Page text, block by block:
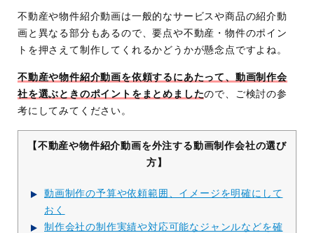
不動産や物件紹介動画は一般的なサービスや商品の紹介動
画と異なる部分もあるので、要点や不動産・物件のポイン
トを押さえて制作してくれるかどうかが懸念点ですよね。
不動産や物件紹介動画を依頼するにあたって、動画制作会
社を選ぶときのポイントをまとめましたので、ご検討の参
考にしてみてください。
【不動産や物件紹介動画を外注する動画制作会社の選び
方】
動画制作の予算や依頼範囲、イメージを明確にして
おく
制作会社の制作実績や対応可能なジャンルなどを確